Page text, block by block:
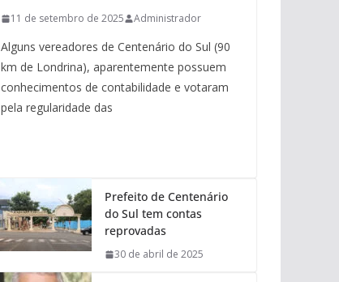
11 de setembro de 2025 Administrador
Alguns vereadores de Centenário do Sul (90
km de Londrina), aparentemente possuem
conhecimentos de contabilidade e votaram
pela regularidade das
Prefeito de Centenário
do Sul tem contas
reprovadas
30 de abril de 2025